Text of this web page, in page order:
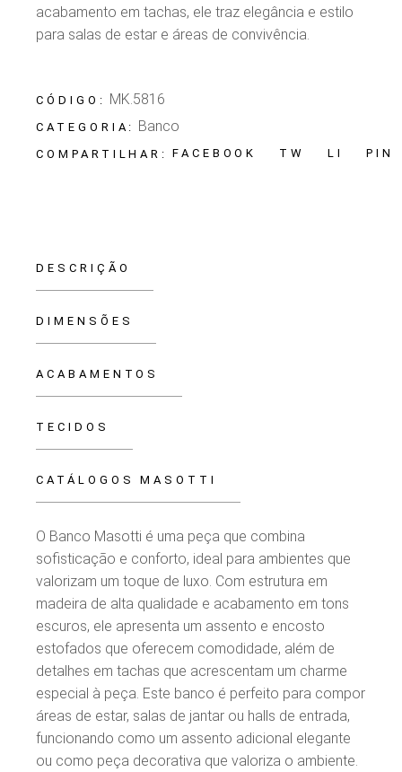
acabamento em tachas, ele traz elegância e estilo
para salas de estar e áreas de convivência.
CÓDIGO: MK.5816
CATEGORIA: Banco
COMPARTILHAR: FACEBOOK TW LI PIN
DESCRIÇÃO
DIMENSÕES
ACABAMENTOS
TECIDOS
CATÁLOGOS MASOTTI
O Banco Masotti é uma peça que combina
sofisticação e conforto, ideal para ambientes que
valorizam um toque de luxo. Com estrutura em
madeira de alta qualidade e acabamento em tons
escuros, ele apresenta um assento e encosto
estofados que oferecem comodidade, além de
detalhes em tachas que acrescentam um charme
especial à peça. Este banco é perfeito para compor
áreas de estar, salas de jantar ou halls de entrada,
funcionando como um assento adicional elegante
ou como peça decorativa que valoriza o ambiente.